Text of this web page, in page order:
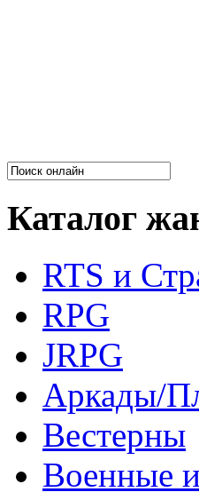
Каталог
RTS и
RPG
JRPG
Аркады/
Вестерны
Военные